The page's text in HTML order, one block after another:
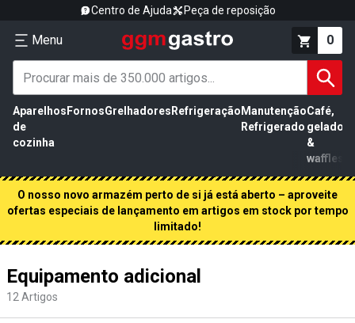
Centro de Ajuda Peça de reposição
Menu 0
Aparelhos
de
cozinha
FornosGrelhadores Refrigeração Manutenção
Refrigerado
Café,
gelados
&
waffles
O nosso novo armazém perto de si já está aberto – aproveite
ofertas especiais de lançamento em artigos em stock por tempo
limitado!
Equipamento adicional
12 Artigos